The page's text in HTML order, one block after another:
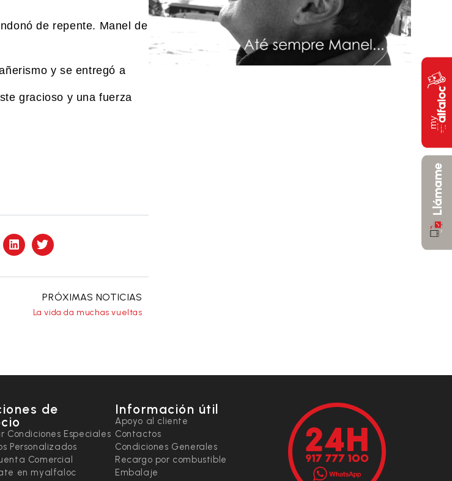
de repente. Manel de
y se entregó a
gracioso y una fuerza
PRÓXIMAS NOTICIAS
La vida da muchas vueltas
de
Condiciones Especiales
Personalizados
Comercial
en myalfaloc
Información útil
Apoyo al cliente
Contactos
Condiciones Generales
Recargo por combustible
Embalaje